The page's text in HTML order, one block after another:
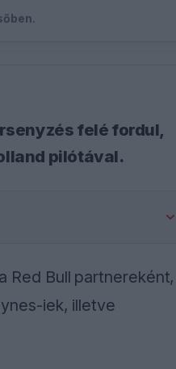
felé fordul,
pilótával.
Red Bull partnereként,
iek, illetve